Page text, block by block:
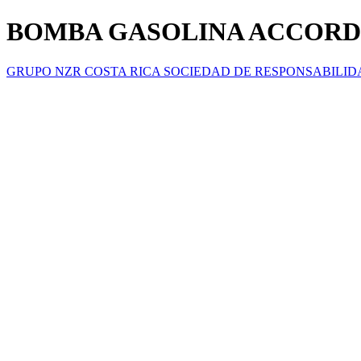
BOMBA GASOLINA
GRUPO NZR COSTA RICA SOCIEDAD DE